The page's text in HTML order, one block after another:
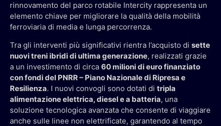
rinnovamento del parco rotabile Intercity rappresenta un
elemento chiave per migliorare la qualità della mobilità
ferroviaria di media e lunga percorrenza.
Tra gli interventi più significativi rientra l’acquisto di sette
nuovi treni ibridi di ultima generazione, realizzati grazie
a un investimento di circa 60 milioni di euro finanziato
con fondi del PNRR – Piano Nazionale di Ripresa e
Resilienza. I nuovi convogli sono dotati di tripla
alimentazione elettrica, diesel e a batteria, una
soluzione tecnologica avanzata che consente di viaggiare
anche sulle linee non elettrificate, garantendo al tempo